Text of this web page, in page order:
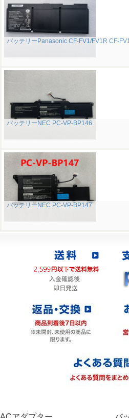
バッテリーPanasonic CF-FV1/FV1R CF-
バッテリーNEC PC-VP-BP146
バッテリーNEC PC-VP-BP147